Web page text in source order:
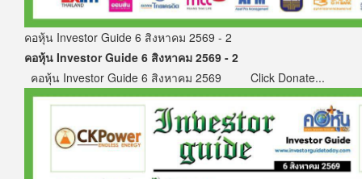
คอหุ้น Investor Guide 6 สิงหาคม 2569 - 2
คอหุ้น Investor Guide 6 สิงหาคม 2569 - 2
คอหุ้น Investor Guide 6 สิงหาคม 2569 Click Donate...